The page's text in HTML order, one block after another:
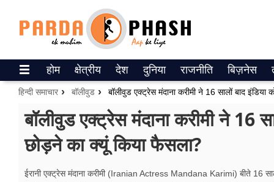
ePaper
वेब स्टोरीज
उत्तर प्रदेश
गैलरी
होम क्षेत्रीय देश दुनिया राजनीति बिज़नेस
हिन्दी समाचार बॉलीवुड
बॉलीवुड एक्ट्रेस मंदाना करीमी ने 16
छोड़ने का क्यूं किया फैसला?
ईरानी एक्ट्रेस मंदाना करीमी (Iranian Actress Mandana Karimi) बीते 16